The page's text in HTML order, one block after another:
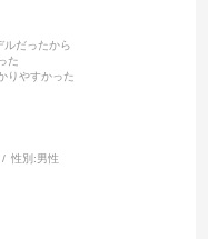
ルだったから
た
やすかった
性別:男性